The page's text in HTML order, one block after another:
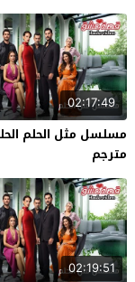
02:17:49
مترجم
02:19:51